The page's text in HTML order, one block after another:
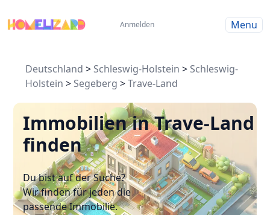
Anmelden Menu
Deutschland > Schleswig-Holstein > Schleswig-
Holstein > Segeberg >Trave-Land
Immobilien in Trave-Land
finden
Du bist auf der Suche?
Wir finden für jeden die
passende Immobilie.